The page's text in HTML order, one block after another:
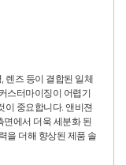
렌즈 등이 결합된 일체
스터마이징이 어렵기
이 중요합니다. 앤비젼
면에서 더욱 세분화 된
을 더해 향상된 제품 솔